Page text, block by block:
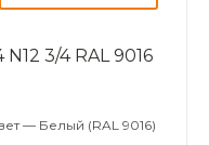
3/4 RAL 9016
— Белый (RAL 9016)